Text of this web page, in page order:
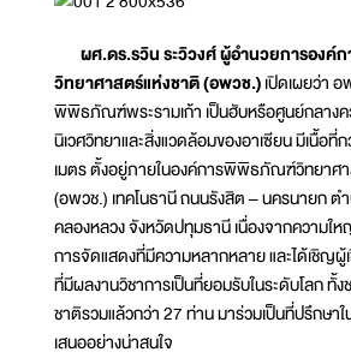
ผศ.ดร.รวิน ระวิวงศ์ ผู้อำนวยการอง
วิทยาศาสตร์แห่งชาติ (อพวช.)เปิดเผยว่า
พิพิธภัณฑ์พระรามเก้า เป็นฮับหรือศูนย์กลาง
นิเวศวิทยาและสิ่งแวดล้อมของอาเซียน มีเนื้อที่
เมตร ตั้งอยู่ภายในองค์การพิพิธภัณฑ์วิทยาศ
(อพวช.) เทคโนธานี ถนนรังสิต – นครนายก ต
คลองหลวง จังหวัดปทุมธานี เนื่องจากความใ
การจัดแสดงที่มีความหลากหลาย และได้เชิญ
ที่มีผลงานวิชาการเป็นที่ยอมรับในระดับโลก ทั้ง
ชาติรวมแล้วกว่า 27 ท่าน มาร่วมเป็นที่ปรึกษา
เสนออย่างน่าสนใจ